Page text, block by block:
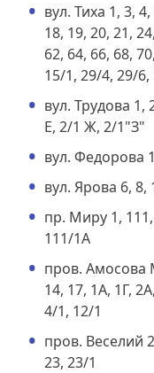
вул. Тиха 1, 3,
18, 19, 20, 21,
62, 64, 66, 68,
15/1, 29/4, 29/
вул. Трудова 1,
Е, 2/1 Ж, 2/1"З"
вул. Федорова 1
вул. Ярова 6, 8,
пр. Миру 1,
111/1А
пров. Амосова
14, 17, 1А, 1Г,
4/1, 12/1
пров. Веселий
23, 23/1